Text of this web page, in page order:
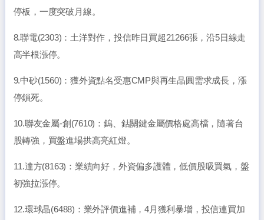
停板，一度突破月線。
8.聯電(2303)：土洋對作，投信昨日買超21266張，沿5日線走
高半根漲停。
9.中砂(1560)：獲外資點名受惠CMP與再生晶圓需求成長，漲
停鎖死。
10.聯友金屬-創(7610)：鎢、鈷關鍵金屬價格處高檔，隨著台
股轉強，買盤進場拱高亮紅燈。
11.達方(8163)：業績向好，外資偏多護體，低價股吸買氣，盤
初強拉漲停。
12.環球晶(6488)：業外評價進補，4月獲利暴增，投信連買加